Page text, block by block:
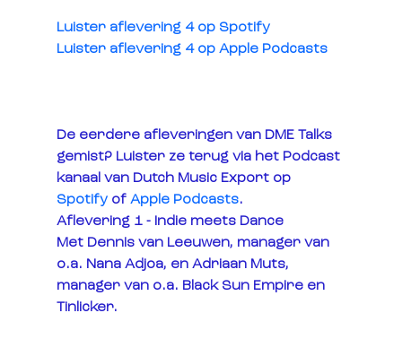
Luister aflevering 4 op Spotify
Luister aflevering 4 op Apple Podcasts
De eerdere afleveringen van DME Talks
gemist? Luister ze terug via het Podcast
kanaal van Dutch Music Export op
Spotify of Apple Podcasts.
Aflevering 1 - Indie meets Dance
Met Dennis van Leeuwen, manager van
o.a. Nana Adjoa, en Adriaan Muts,
manager van o.a. Black Sun Empire en
Tinlicker.